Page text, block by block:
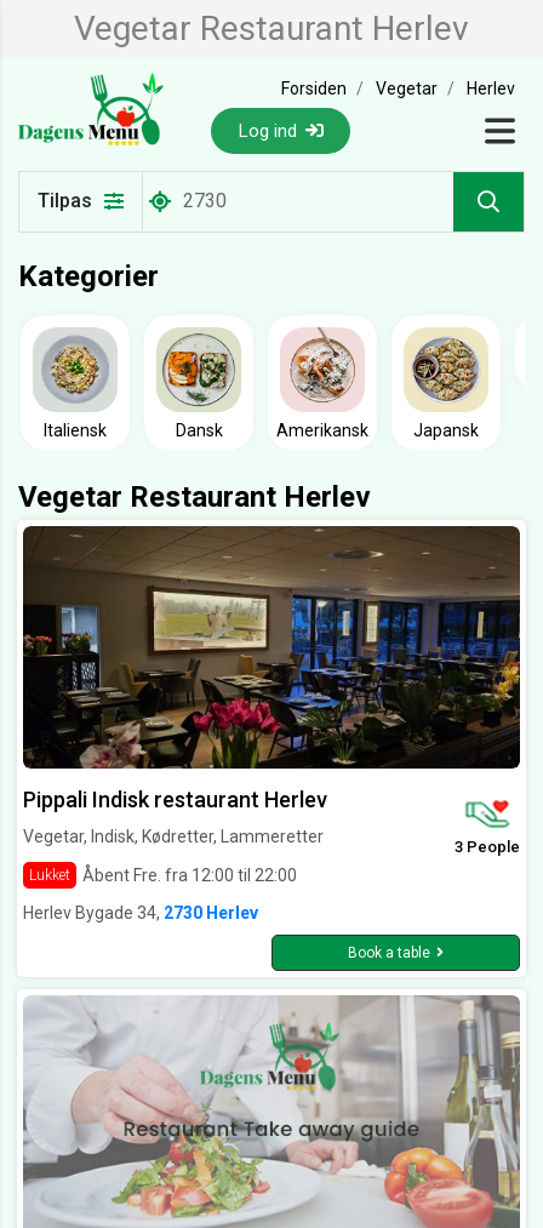
Vegetar Restaurant Herlev
Forsiden Vegetar Herlev
Log ind
Tilpas
Kategorier
Italiensk Dansk Amerikansk Japansk
Vegetar Restaurant Herlev
Pippali Indisk restaurant Herlev
Vegetar, Indisk, Kødretter, Lammeretter
Lukket Åbent Fre. fra 12:00 til 22:00
3 People
Herlev Bygade 34, 2730 Herlev
Book a table